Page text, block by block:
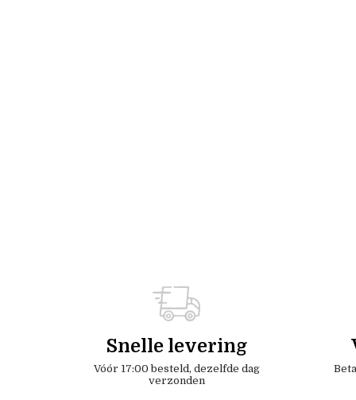
Snelle levering
Vóór 17:00 besteld, dezelfde dag
verzonden